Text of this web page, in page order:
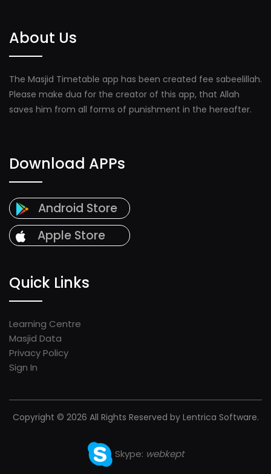
About Us
The Masjid Timetable app has been created fee sabeelillah.
Please make dua for the creator of this app, that Allah
saves him from all forms of punishment in the hereafter.
Download APPs
Android Store
Apple Store
Quick Links
Learning Centre
Masjid Data
Privacy Policy
Sign In
Copyright © 2026 All Rights Reserved by Lentrica Software.
Skype: webkept